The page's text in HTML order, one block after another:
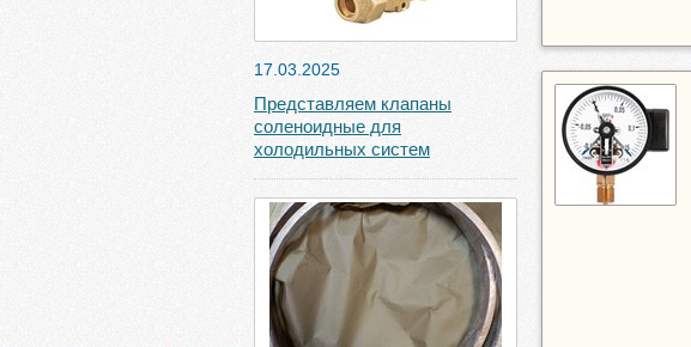
17.03.2025
Представляем клапаны
соленоидные для
холодильных систем